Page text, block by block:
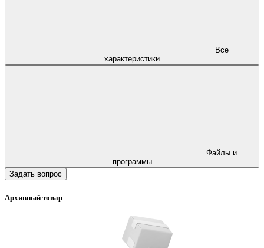
характеристики
программы
Задать вопрос
Архивный товар